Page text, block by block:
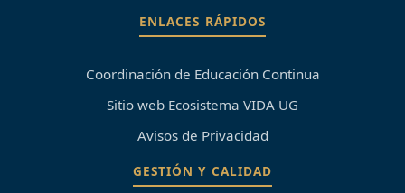
ENLACES RÁPIDOS
Coordinación de Educación Continua
Sitio web Ecosistema VIDA UG
Avisos de Privacidad
GESTIÓN Y CALIDAD